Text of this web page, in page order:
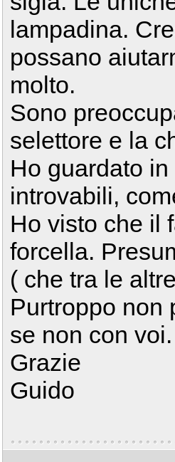
lampadina.
possano
molto.
Sono
selettore e la
Ho guardato
introvabili,
Ho visto che il
forcella.
( che tra le
Purtroppo non
se non con voi.
Grazie
Guido